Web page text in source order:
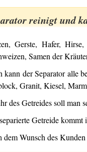
reinigt und
Gerste, Hafer,
Samen der
kann der Separator alle
Granit, Kiesel,
des Getreides soll man
Getreide
dem Wunsch des